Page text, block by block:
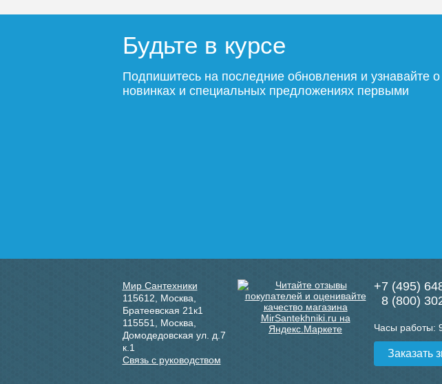
Будьте в курсе
Подпишитесь на последние обновления и узнавайте о
новинках и специальных предложениях первыми
Мир Сантехники
115612, Москва,
Братеевская 21к1
115551, Москва,
Домодедовская ул. д.7
к.1
Связь с руководством
+7 (495)
8 (800)
Часы работы:
Заказать